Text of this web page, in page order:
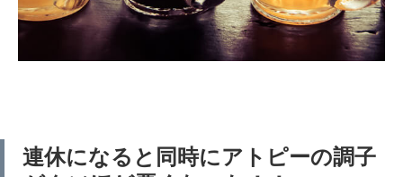
連休になると同時にアトピーの調子